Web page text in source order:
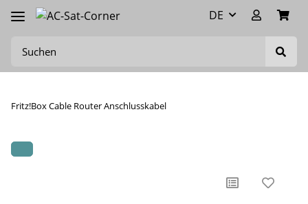
DE
Fritz!Box Cable Router Anschlusskabel